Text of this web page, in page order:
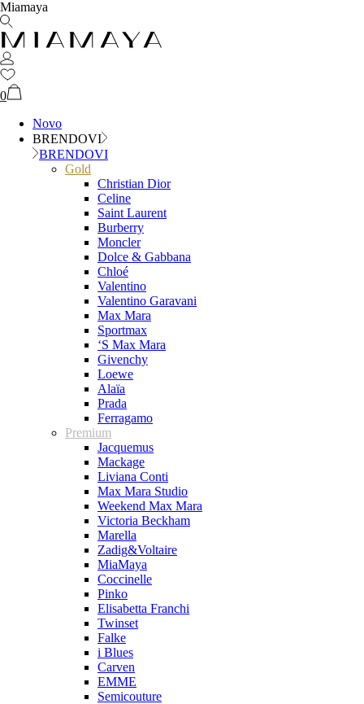
Miamaya
0
Novo
BRENDOVI
BRENDOVI
Gold
Christian Dior
Celine
Saint Laurent
Burberry
Moncler
Dolce & Gabbana
Chloé
Valentino
Valentino Garavani
Max Mara
Sportmax
‘S Max Mara
Givenchy
Loewe
Alaïa
Prada
Ferragamo
Premium
Jacquemus
Mackage
Liviana Conti
Max Mara Studio
Weekend Max Mara
Victoria Beckham
Marella
Zadig&Voltaire
MiaMaya
Coccinelle
Pinko
Elisabetta Franchi
Twinset
Falke
i Blues
Carven
EMME
Semicouture